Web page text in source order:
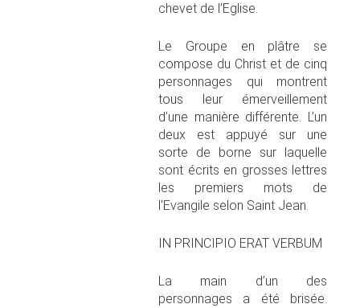
chevet de l’Eglise.
Le Groupe en plâtre se
compose du Christ et de cinq
personnages qui montrent
tous leur émerveillement
d’une manière différente. L’un
deux est appuyé sur une
sorte de borne sur laquelle
sont écrits en grosses lettres
les premiers mots de
l'Evangile selon Saint Jean.
IN PRINCIPIO ERAT VERBUM
La main d’un des
personnages a été brisée.